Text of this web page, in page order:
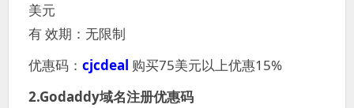
美元
有 效期：无限制
优惠码： cjcdeal 购买75美元以上优惠15%
2.Godaddy域名注册优惠码